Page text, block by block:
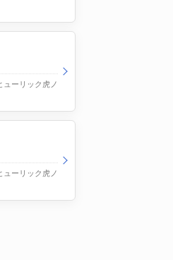
ーリック虎ノ門ビル9階L&P司法書士法人内
ーリック虎ノ門ビル9階L&P司法書士法人内